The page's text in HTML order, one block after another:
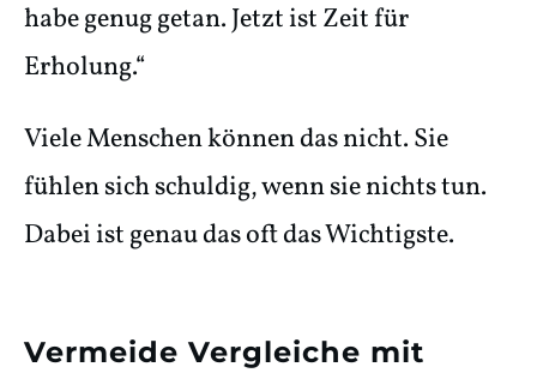
habe genug getan. Jetzt ist Zeit für
Erholung.“
Viele Menschen können das nicht. Sie
fühlen sich schuldig, wenn sie nichts tun.
Dabei ist genau das oft das Wichtigste.
Vermeide Vergleiche mit